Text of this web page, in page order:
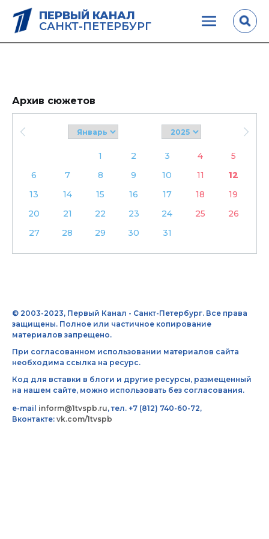
ПЕРВЫЙ КАНАЛ
САНКТ-ПЕТЕРБУРГ
Архив сюжетов
1 2 3 4
5
6
7 8 9 10 11
12
13
14 15 16 17 18
19
20
21 22 23 24 25
26
27
28 29 30 31
© 2003-2023, Первый Канал - Санкт-Петербург. Все права
защищены. Полное или частичное копирование
материалов запрещено.
При согласованном использовании материалов сайта
необходима ссылка на ресурс.
Код для вставки в блоги и другие ресурсы, размещенный
на нашем сайте, можно использовать без согласования.
e-mail inform@1tvspb.ru, тел. +7 (812) 740-60-72,
Вконтакте: vk.com/1tvspb